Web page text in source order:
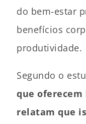
do bem-estar
benefícios
produtividade.
Segundo o
que
relatam que